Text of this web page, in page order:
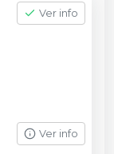
Ver info
Ver info